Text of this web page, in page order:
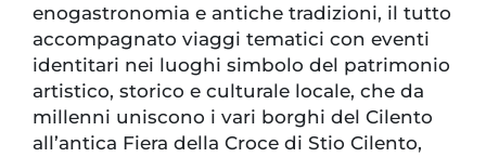
enogastronomia e antiche tradizioni, il tutto
accompagnato viaggi tematici con eventi
identitari nei luoghi simbolo del patrimonio
artistico, storico e culturale locale, che da
millenni uniscono i vari borghi del Cilento
all’antica Fiera della Croce di Stio Cilento,